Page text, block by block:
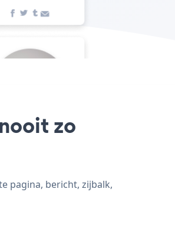
zo
pagina, bericht, zijbalk,